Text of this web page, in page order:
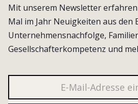
Mit unserem Newsletter
Mal im Jahr Neuigkeiten aus den
Unternehmensnachfolge,
Gesellschafterkompetenz und